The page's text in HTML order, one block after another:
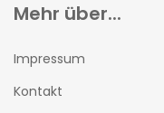
Mehr über...
Impressum
Kontakt